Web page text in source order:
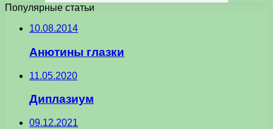
Популярные статьи
10.08.2014
Анютины глазки
11.05.2020
Диплазиум
09.12.2021